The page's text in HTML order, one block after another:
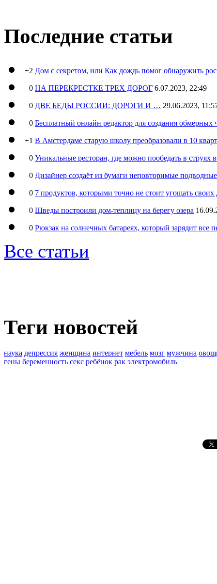
Последние статьи
+2 Дом с секретом, или Как дождь помог обнаружить
0 НА ПЕРЕКРЕСТКЕ ТРЕХ ДОРОГ 6.07.2023, 22:49
0 ДВЕ БЕДЫ РОССИИ: ДОРОГИ И … 29.06.2023,
0 Бесплатный онлайн редактор для создания обмерных
+1 В Амстердаме старую школу преобразовали в 10
0 Уникальные ресторан, где можно пообедать в струях
0 Дизайнер создаёт из бумаги неповторимые
0 7 продуктов, которыми точно не стоит угощать
0 Шведы построили дом-теплицу на берегу озера
0 Рюкзак на солнечных батареях, который зарядит все
Все статьи
Теги новостей
наука депрессия женщина интернет мебель мозг мужчина
гены беременность секс ребёнок рак электромобиль